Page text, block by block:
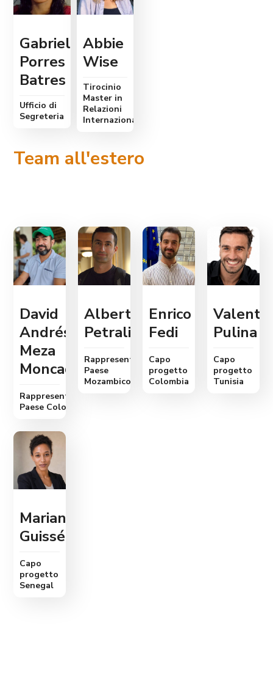
Gabriela
Porres
Batres
Ufficio di
Segreteria
Abbie
Wise
Tirocinio
Master in
Relazioni
Internazionali
Team all'estero
David
Andrés
Meza
Moncada
Rappresentante
Paese Colombia
Alberto
Petralia
Rappresentante
Paese
Mozambico
Enrico
Fedi
Capo
progetto
Colombia
Pulina
Capo
progetto
Tunisia
Marianne
Guissé
Capo
progetto
Senegal